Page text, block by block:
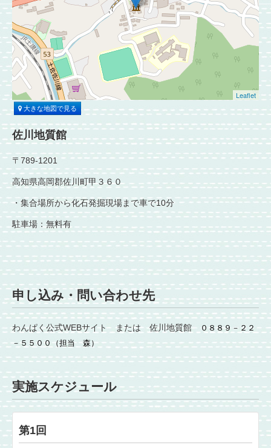
Leaflet
大きな地図で見る
佐川地質館
〒789-1201
高知県高岡郡佐川町甲３６０
・集合場所から化石発掘現場まで車で10分
駐車場：無料有
申し込み・問い合わせ先
わんぱく公式WEBサイト または 佐川地質館 ０８８９－２２
－５５００（担当 森）
実施スケジュール
第1回